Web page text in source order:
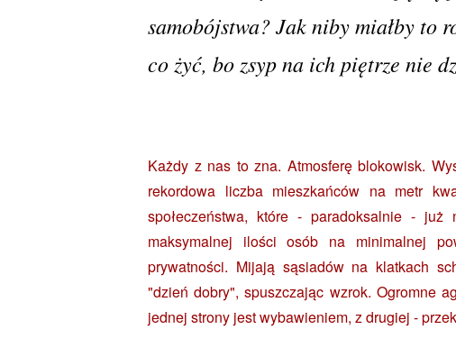
samobójstwa? Jak niby miałby to
co żyć, bo zsyp na ich piętrze nie
Każdy z nas to zna. Atmosferę blokowisk.
rekordowa liczba mieszkańców na metr
społeczeństwa, które - paradoksalnie -
maksymalnej ilości osób na minimalnej
prywatności. Mijają sąsiadów na klatkach
"dzień dobry", spuszczając wzrok. Ogromne
jednej strony jest wybawieniem, z drugiej -